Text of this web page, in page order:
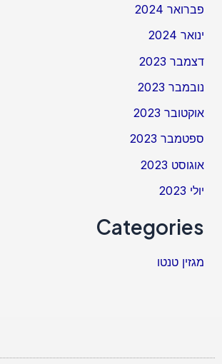
פברואר 2024
ינואר 2024
דצמבר 2023
נובמבר 2023
אוקטובר 2023
ספטמבר 2023
אוגוסט 2023
יולי 2023
Categories
מגזין טנטו